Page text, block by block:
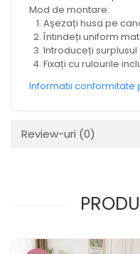
Mod de montare:
Așezați husa pe
Întindeți uniform
Introduceți
Fixați cu rulourile
Informatii conformitate
Review-uri (0)